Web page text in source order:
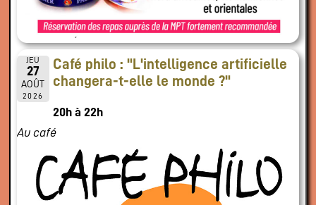
JEU
27
AOÛT
2026
Café philo : "L'intelligence artificielle
changera-t-elle le monde ?"
20h à 22h
Au café